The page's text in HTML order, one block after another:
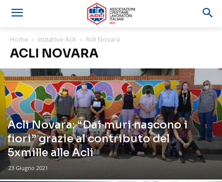
Home Iniziative Acli Acli Novara
ACLI NOVARA
Acli Novara: “Dai muri nascono i
fiori” grazie al contributo del
5xmille alle Acli
23 Giugno 2021